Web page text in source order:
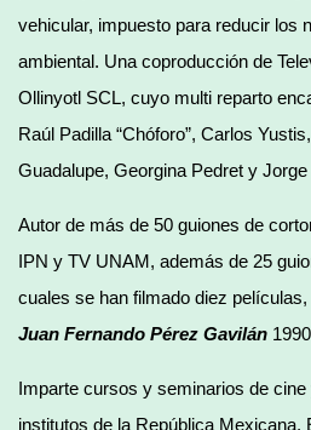
vehicular, impuesto para reducir los
ambiental. Una coproducción de
Ollinyotl SCL, cuyo multi reparto
Raúl Padilla “Chóforo”, Carlos
Guadalupe, Georgina Pedret y
Autor de más de 50 guiones de
IPN y TV UNAM, además de 25
cuales se han filmado diez
Juan Fernando Pérez Gavilán
Imparte cursos y seminarios de
institutos de la República Mexicana.